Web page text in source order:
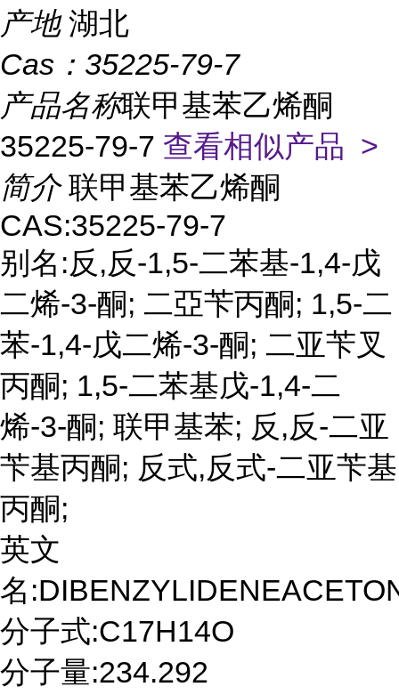
产地 湖北
Cas： 35225-79-7
产品名称联甲基苯乙烯酮
35225-79-7 查看相似产品 >
简介 联甲基苯乙烯酮
CAS:35225-79-7
别名:反,反-1,5-二苯基-1,4-戊
二烯-3-酮; 二亞苄丙酮; 1,5-二
苯-1,4-戊二烯-3-酮; 二亚苄叉
丙酮; 1,5-二苯基戊-1,4-二
烯-3-酮; 联甲基苯; 反,反-二亚
苄基丙酮; 反式,反式-二亚苄基
丙酮;
英文
名
分子式:C17H14O
分子量:234.292